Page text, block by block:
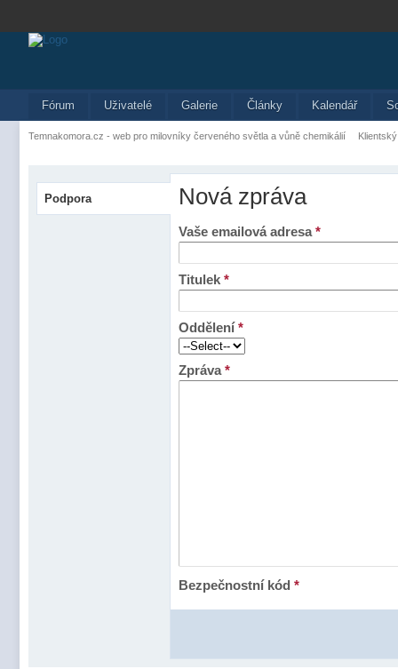
Fórum Uživatelé Galerie Články Kalendář
Temnakomora.cz - web pro milovníky červeného světla a vůně chemikálií
Podpora Nová zpráva
Vaše emailová adresa*
Titulek *
Oddělení*
Zpráva*
Bezpečnostní kód *